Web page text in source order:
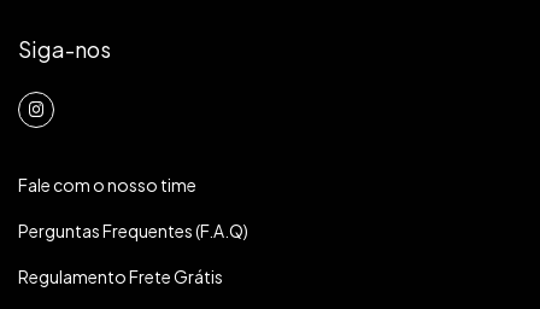
Siga-nos
Fale com o nosso time
Perguntas Frequentes (F.A.Q)
Regulamento Frete Grátis